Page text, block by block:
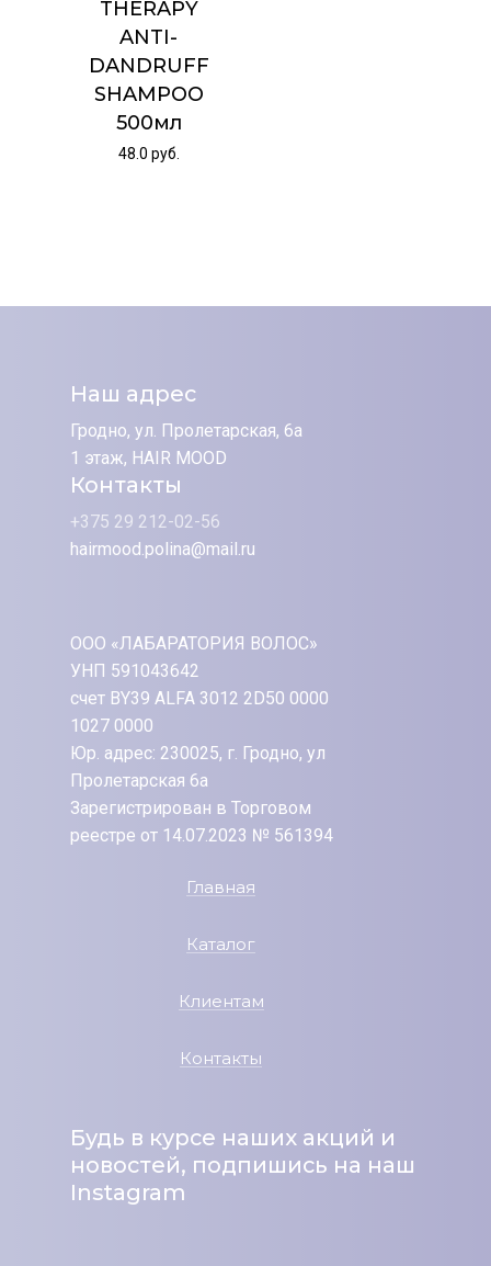
THERAPY
ANTI-
DANDRUFF
SHAMPOO
500мл
48.0 руб.
Наш адрес
Гродно, ул. Пролетарская, 6а
1 этаж, HAIR MOOD
Контакты
+375 29 212-02-56
hairmood.polina@mail.ru
ООО «ЛАБАРАТОРИЯ ВОЛОС»
УНП 591043642
счет BY39 ALFA 3012 2D50 0000
1027 0000
Юр. адрес: 230025, г. Гродно, ул
Пролетарская 6а
Зарегистрирован в Торговом
реестре от 14.07.2023 № 561394
Главная
Каталог
Клиентам
Контакты
Будь в курсе наших акций и
новостей, подпишись на наш
Instagram